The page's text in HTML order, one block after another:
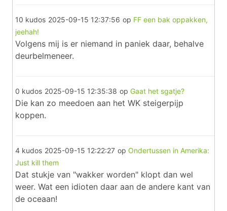
10 kudos 2025-09-15 12:37:56 op FF een bak oppakken,
jeehah!
Volgens mij is er niemand in paniek daar, behalve
deurbelmeneer.
0 kudos 2025-09-15 12:35:38 op Gaat het sgatje?
Die kan zo meedoen aan het WK steigerpijp
koppen.
4 kudos 2025-09-15 12:22:27 op Ondertussen in Amerika:
Just kill them
Dat stukje van "wakker worden" klopt dan wel
weer. Wat een idioten daar aan de andere kant van
de oceaan!